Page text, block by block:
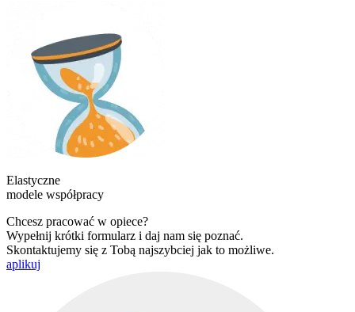
Elastyczne
modele współpracy
Chcesz pracować w opiece?
Wypełnij krótki formularz i daj nam się poznać.
Skontaktujemy się z Tobą najszybciej jak to możliwe.
aplikuj